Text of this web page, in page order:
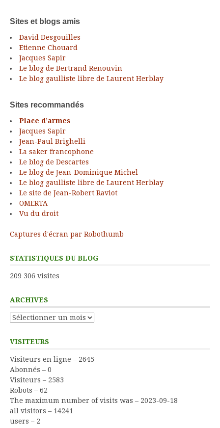
Sites et blogs amis
David Desgouilles
Etienne Chouard
Jacques Sapir
Le blog de Bertrand Renouvin
Le blog gaulliste libre de Laurent Herblay
Sites recommandés
Place d’armes
Jacques Sapir
Jean-Paul Brighelli
La saker francophone
Le blog de Descartes
Le blog de Jean-Dominique Michel
Le blog gaulliste libre de Laurent Herblay
Le site de Jean-Robert Raviot
OMERTA
Vu du droit
Captures d'écran par Robothumb
STATISTIQUES DU BLOG
209 306 visites
ARCHIVES
Archives
VISITEURS
Visiteurs en ligne – 2645
Abonnés – 0
Visiteurs – 2583
Robots – 62
The maximum number of visits was – 2023-09-18
all visitors – 14241
users – 2